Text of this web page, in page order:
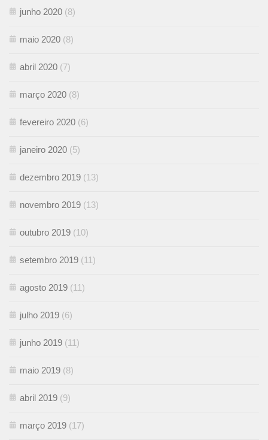
junho 2020 (8)
maio 2020 (8)
abril 2020 (7)
março 2020 (8)
fevereiro 2020 (6)
janeiro 2020 (5)
dezembro 2019 (13)
novembro 2019 (13)
outubro 2019 (10)
setembro 2019 (11)
agosto 2019 (11)
julho 2019 (6)
junho 2019 (11)
maio 2019 (8)
abril 2019 (9)
março 2019 (17)